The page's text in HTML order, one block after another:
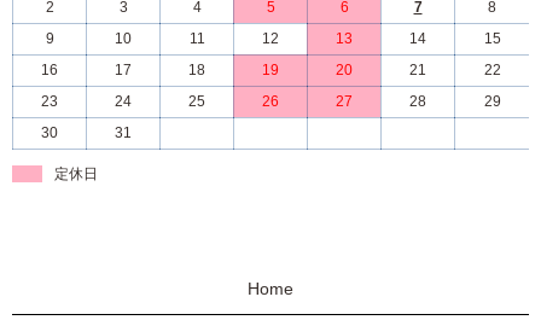
2
3 4 5 6 7
8
9
10 11 12 13 14
15
16
17 18 19 20 21
22
23
24 25 26 27 28
29
30
31
定休日
Home